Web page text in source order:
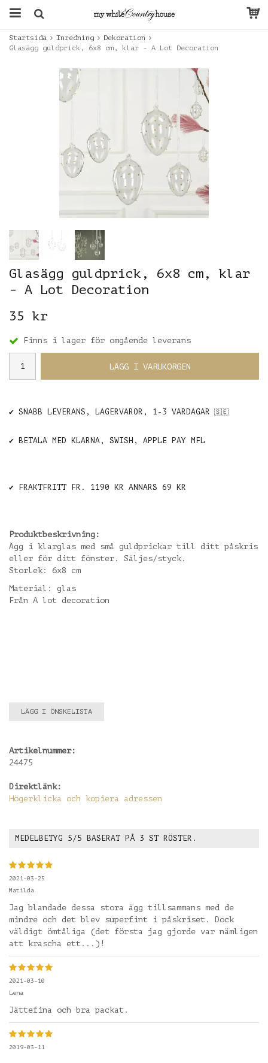
Startsida Inredning
Dekoration
Glasägg guldprick, 6x8 cm, klar - A Lot Decoration
Glasägg guldprick, 6x8 cm, klar
- A Lot Decoration
35 kr
Finns i lager för omgående leverans
LÄGG I VARUKORGEN
✔️ SNABB LEVERANS, LAGERVAROR, 1-3 VARDAGAR 🇸🇪
✔️ BETALA MED KLARNA, SWISH, APPLE PAY MFL
✔️ FRAKTFRITT FR. 1190 KR ANNARS 69 KR
Produktbeskrivning:
Ägg i klarglas med små guldprickar till ditt påskris
eller för ditt fönster. Säljes/styck.
Storlek: 6x8 cm
Material: glas
Från A lot decoration
LÄGG I ÖNSKELISTA
Artikelnummer:
24475
Direktlänk:
Högerklicka och kopiera adressen
MEDELBETYG 5 /5 BASERAT PÅ 3 ST RÖSTER.
2021-03-25
Matilda
Jag blandade dessa stora ägg tillsammans med de
mindre och det blev superfint i påskriset. Dock
väldigt ömtåliga (det första jag gjorde var nämligen
att krascha ett...)!
2021-03-10
Lena
Jättefina och bra packat.
2019-03-11